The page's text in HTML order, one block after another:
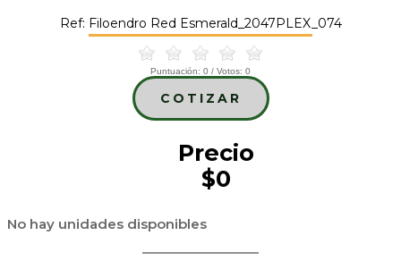
Ref: Filoendro Red Esmerald_2047PLEX_074
Puntuación: 0 / Votos: 0
COTIZAR
Precio
$0
No hay unidades disponibles